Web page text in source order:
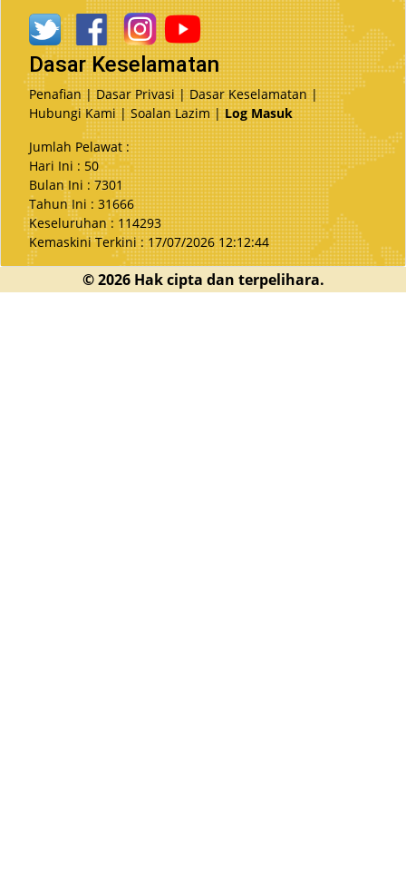
Dasar Keselamatan
Penafian|Dasar Privasi|Dasar Keselamatan|
Hubungi Kami|Soalan Lazim|Log Masuk
Jumlah Pelawat :
Hari Ini : 50
Bulan Ini : 7301
Tahun Ini : 31666
Keseluruhan : 114293
Kemaskini Terkini : 17/07/2026 12:12:44
© 2026 Hak cipta dan terpelihara.